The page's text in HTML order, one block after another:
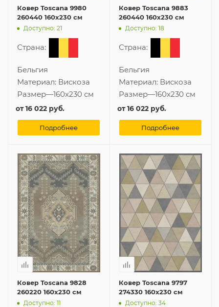
Ковер Toscana 9980
260440 160x230 см
Доступно: 21
Страна:
Бельгия
Материал: Вискоза
Размер—160x230 см
от16 022 руб.
Подробнее
Ковер Toscana 9883
260440 160x230 см
Доступно: 18
Страна:
Бельгия
Материал: Вискоза
Размер—160x230 см
от16 022 руб.
Подробнее
Ковер Toscana 9828
260220 160x230 см
Доступно: 11
Ковер Toscana 9797
274330 160x230 см
Доступно: 34